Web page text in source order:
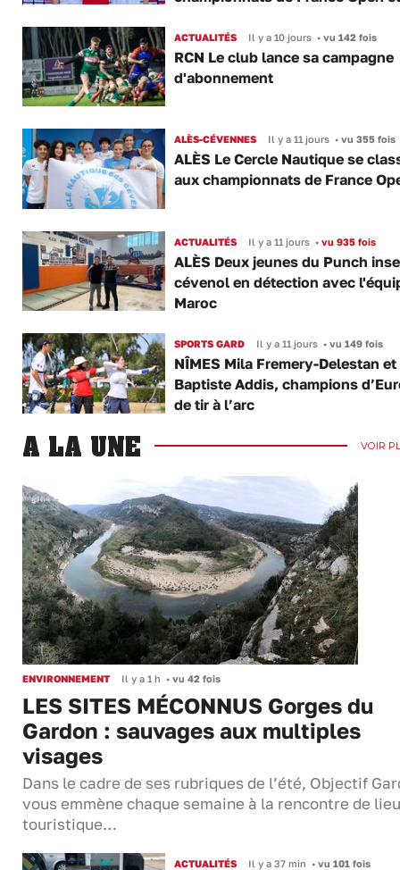
ACTUALITÉS Il y a 10 jours •vu 142 fois
RCN Le club lance sa campagne
d'abonnement
ALÈS-CÉVENNES Il y a 11 jours •vu 355 fois
ALÈS Le Cercle Nautique se
aux championnats de France
ACTUALITÉS Il y a 11 jours •vu 935 fois
ALÈS Deux jeunes du Punch
cévenol en détection avec
Maroc
SPORTS GARD Il y a 11 jours •vu 149 fois
NÎMES Mila Fremery-Delestan et
Baptiste Addis, champions
de tir à l’arc
A LA UNE VOIR
ENVIRONNEMENT Il y a 1 h • vu 42 fois
LES SITES MÉCONNUS Gorges du
Gardon : sauvages aux multiples
visages
Dans le cadre de ses rubriques de l’été, Objectif
vous emmène chaque semaine à la rencontre de
touristique…
ACTUALITÉS Il y a 37 min •vu 101 fois